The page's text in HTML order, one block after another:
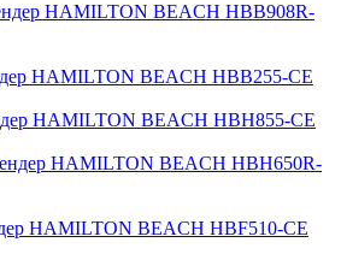
HAMILTON BEACH HBB908R-
HAMILTON BEACH HBB255-CE
HAMILTON BEACH HBH855-CE
HAMILTON BEACH HBH650R-
HAMILTON BEACH HBF510-CE